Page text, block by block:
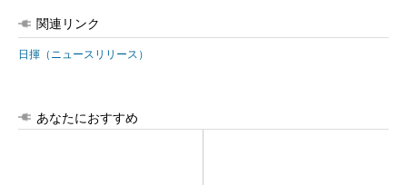
関連リンク
日揮（ニュースリリース）
あなたにおすすめ